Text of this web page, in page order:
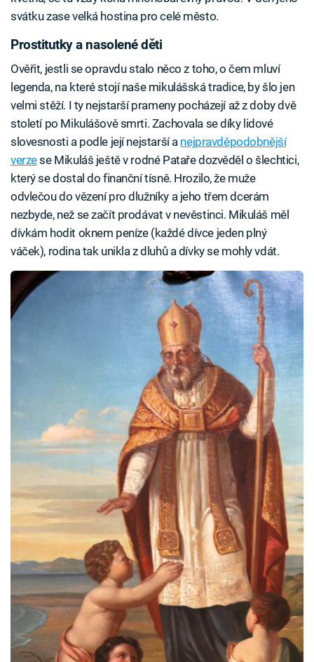
svátku zase velká hostina pro celé město.
Prostitutky a nasolené děti
Ověřit, jestli se opravdu stalo něco z toho, o čem mluví
legenda, na které stojí naše mikulášská tradice, by šlo jen
velmi stěží. I ty nejstarší prameny pocházejí až z doby dvě
století po Mikulášově smrti. Zachovala se díky lidové
slovesnosti a podle její nejstarší a nejpravděpodobnější
verzese Mikuláš ještě v rodné Pataře dozvěděl o šlechtici,
který se dostal do finanční tísně. Hrozilo, že muže
odvlečou do vězení pro dlužníky a jeho třem dcerám
nezbyde, než se začít prodávat v nevěstinci. Mikuláš měl
dívkám hodit oknem peníze (každé dívce jeden plný
váček), rodina tak unikla z dluhů a dívky se mohly vdát.